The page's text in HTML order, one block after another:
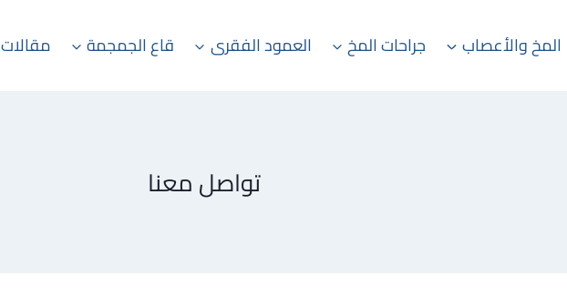
المخ والأعصاب جراحات المخ العمود الفقرى قاع الجمجمة
تواصل معنا